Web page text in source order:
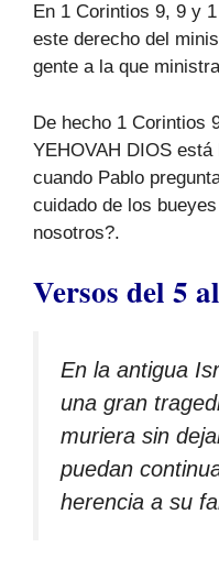
En 1 Corintios 9, 9 y
este derecho del
gente a la que
De hecho 1 Corintios
YEHOVAH DIOS
cuando Pablo
cuidado de los
nosotros?.
Versos del 5
En la antigua
una gran
muriera sin
puedan
herencia a su